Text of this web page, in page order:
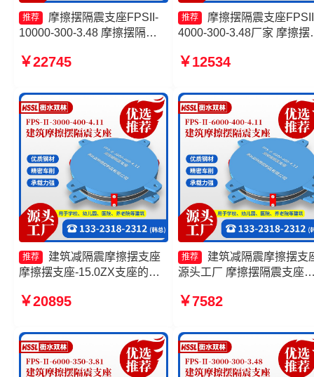
推荐
摩擦摆隔震支座FPSII-
10000-300-3.48 摩擦摆隔震
头工厂 摩擦摆隔震支座FPSII-
震支座
￥22745
推荐
摩擦摆隔震支座
4000-300-3.48厂家 摩擦摆
生产厂家 摩擦摆支座JZQZ-
座-15.0ZX支座的生产厂家
￥12534
推荐
建筑减隔震摩擦摆支座
摩擦摆支座-15.0ZX支座的生
生产厂家 摩擦摆隔震支座
家
￥20895
推荐
建筑减隔震摩擦摆支
源头工厂 摩擦摆隔震支座
家 建筑摩擦隔震支座生产
1000-400-4.11源头工厂
￥7582